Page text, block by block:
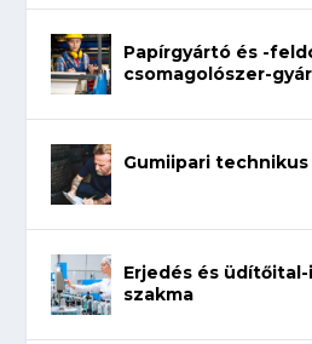
Papírgyártó és -
csomagolószer-
Gumiipari technikus
Erjedés és
szakma